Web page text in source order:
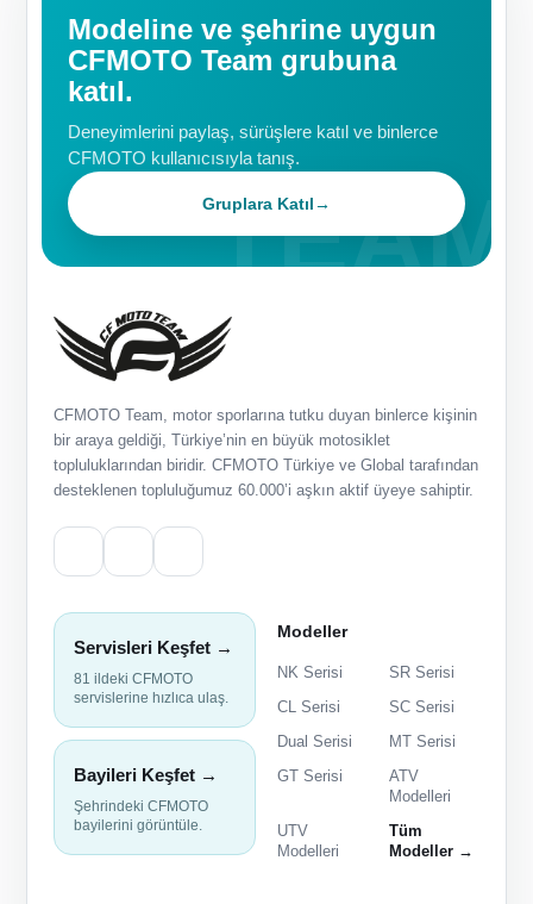
Modeline ve şehrine uygun
CFMOTO Team grubuna
katıl.
Deneyimlerini paylaş, sürüşlere katıl ve binlerce
CFMOTO kullanıcısıyla tanış.
Gruplara Katıl→
CFMOTO Team, motor sporlarına tutku duyan binlerce kişinin
bir araya geldiği, Türkiye’nin en büyük motosiklet
topluluklarından biridir. CFMOTO Türkiye ve Global tarafından
desteklenen topluluğumuz 60.000’i aşkın aktif üyeye sahiptir.
Servisleri Keşfet →
81 ildeki CFMOTO
servislerine hızlıca ulaş.
Bayileri Keşfet →
Şehrindeki CFMOTO
bayilerini görüntüle.
Modeller
NK Serisi
SR Serisi
CL Serisi
SC Serisi
Dual Serisi
MT Serisi
GT Serisi
ATV
Modelleri
UTV
Modelleri
Tüm
Modeller →